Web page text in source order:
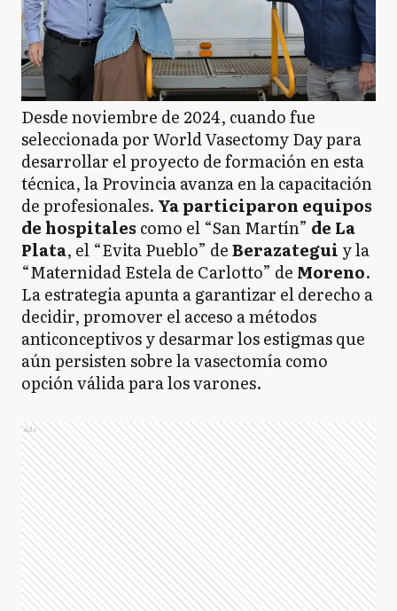
Desde noviembre de 2024, cuando fue
seleccionada por World Vasectomy Day para
desarrollar el proyecto de formación en esta
técnica, la Provincia avanza en la capacitación
de profesionales. Ya participaron equipos
de hospitales como el “San Martín” de La
Plata, el “Evita Pueblo” deBerazategui y la
“Maternidad Estela de Carlotto” de Moreno.
La estrategia apunta a garantizar el derecho a
decidir, promover el acceso a métodos
anticonceptivos y desarmar los estigmas que
aún persisten sobre la vasectomía como
opción válida para los varones.
Ads